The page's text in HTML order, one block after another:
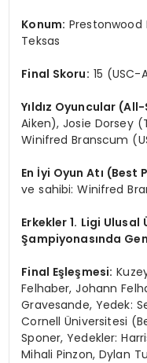
Konum: Prestonwood
Teksas
Final Skoru: 15
Yıldız Oyuncular
Aiken), Josie Dorsey
Winifred Branscum
En İyi Oyun Atı (Best
ve sahibi: Winifred
Erkekler 1. Ligi Ulusal
Şampiyonasında
Final Eşleşmesi:
Felhaber, Johann
Gravesande, Yedek:
Cornell Üniversitesi
Sponer, Yedekler:
Mihali Pinzon, Dylan